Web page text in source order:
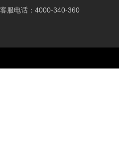
客服电话：4000-340-360